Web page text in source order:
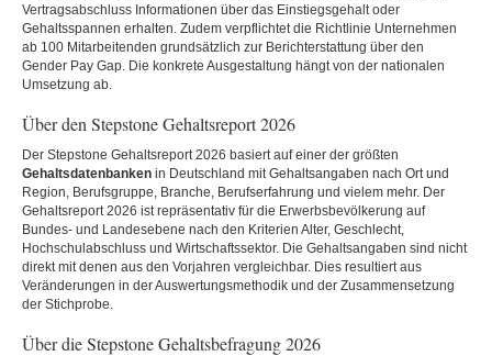
Vertragsabschluss Informationen über das Einstiegsgehalt oder
Gehaltsspannen erhalten. Zudem verpflichtet die Richtlinie Unternehmen
ab 100 Mitarbeitenden grundsätzlich zur Berichterstattung über den
Gender Pay Gap. Die konkrete Ausgestaltung hängt von der nationalen
Umsetzung ab.
Über den Stepstone Gehaltsreport 2026
Der Stepstone Gehaltsreport 2026 basiert auf einer der größten
Gehaltsdatenbanken in Deutschland mit Gehaltsangaben nach Ort und
Region, Berufsgruppe, Branche, Berufserfahrung und vielem mehr. Der
Gehaltsreport 2026 ist repräsentativ für die Erwerbsbevölkerung auf
Bundes- und Landesebene nach den Kriterien Alter, Geschlecht,
Hochschulabschluss und Wirtschaftssektor. Die Gehaltsangaben sind nicht
direkt mit denen aus den Vorjahren vergleichbar. Dies resultiert aus
Veränderungen in der Auswertungsmethodik und der Zusammensetzung
der Stichprobe.
Über die Stepstone Gehaltsbefragung 2026